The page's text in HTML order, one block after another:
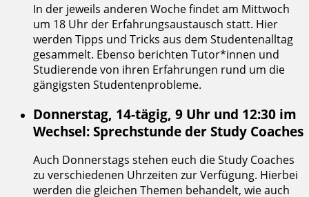
In der jeweils anderen Woche findet am Mittwoch
um 18 Uhr der Erfahrungsaustausch statt. Hier
werden Tipps und Tricks aus dem Studentenalltag
gesammelt. Ebenso berichten Tutor*innen und
Studierende von ihren Erfahrungen rund um die
gängigsten Studentenprobleme.
Donnerstag, 14-tägig, 9 Uhr und 12:30 im
Wechsel: Sprechstunde der Study Coaches
Auch Donnerstags stehen euch die Study Coaches
zu verschiedenen Uhrzeiten zur Verfügung. Hierbei
werden die gleichen Themen behandelt, wie auch